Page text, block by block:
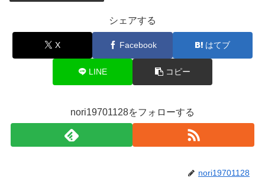
シェアする
X Facebook はてブ
LINE コピー
nori19701128をフォローする
nori19701128